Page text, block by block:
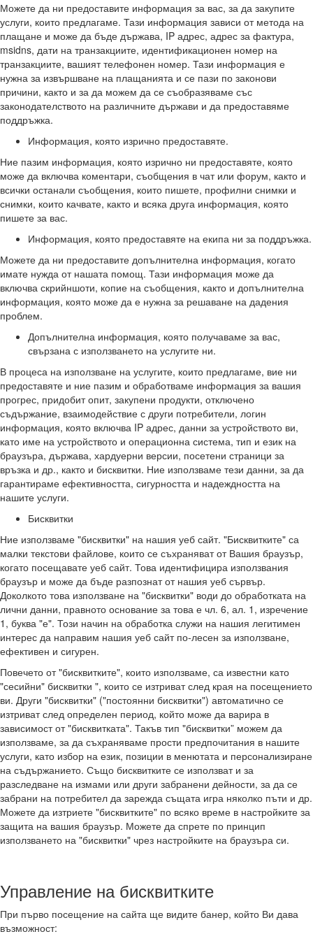
Можете да ни предоставите информация за вас, за да закупите
услуги, които предлагаме. Тази информация зависи от метода на
плащане и може да бъде държава, IP адрес, адрес за фактура,
msidns, дати на транзакциите, идентификационен номер на
транзакциите, вашият телефонен номер. Тази информация е
нужна за извършване на плащанията и се пази по законови
причини, както и за да можем да се съобразяваме със
законодателството на различните държави и да предоставяме
поддръжка.
Информация, която изрично предоставяте.
Ние пазим информация, която изрично ни предоставяте, която
може да включва коментари, съобщения в чат или форум, както и
всички останали съобщения, които пишете, профилни снимки и
снимки, които качвате, както и всяка друга информация, която
пишете за вас.
Информация, която предоставяте на екипа ни за поддръжка.
Можете да ни предоставите допълнителна информация, когато
имате нужда от нашата помощ. Тази информация може да
включва скрийншоти, копие на съобщения, както и допълнителна
информация, която може да е нужна за решаване на дадения
проблем.
Допълнителна информация, която получаваме за вас,
свързана с използването на услугите ни.
В процеса на използване на услугите, които предлагаме, вие ни
предоставяте и ние пазим и обработваме информация за вашия
прогрес, придобит опит, закупени продукти, отключено
съдържание, взаимодействие с други потребители, логин
информация, която включва IP адрес, данни за устройството ви,
като име на устройството и операционна система, тип и език на
браузъра, държава, хардуерни версии, посетени страници за
връзка и др., както и бисквитки. Ние използваме тези данни, за да
гарантираме ефективността, сигурността и надеждността на
нашите услуги.
Бисквитки
Ние използваме "бисквитки" на нашия уеб сайт. "Бисквитките" са
малки текстови файлове, които се съхраняват от Вашия браузър,
когато посещавате уеб сайт. Това идентифицира използвания
браузър и може да бъде разпознат от нашия уеб сървър.
Доколкото това използване на "бисквитки" води до обработката на
лични данни, правното основание за това е чл. 6, ал. 1, изречение
1, буква "е". Този начин на обработка служи на нашия легитимен
интерес да направим нашия уеб сайт по-лесен за използване,
ефективен и сигурен.
Повечето от "бисквитките", които използваме, са известни като
"сесийни" бисквитки ", които се изтриват след края на посещението
ви. Други "бисквитки" ("постоянни бисквитки") автоматично се
изтриват след определен период, който може да варира в
зависимост от "бисквитката". Такъв тип "бисквитки” можем да
използваме, за да съхраняваме прости предпочитания в нашите
услуги, като избор на език, позиции в менютата и персонализиране
на съдържанието. Също бисквитките се използват и за
разследване на измами или други забранени дейности, за да се
забрани на потребител да зарежда същата игра няколко пъти и др.
Можете да изтриете "бисквитките" по всяко време в настройките за
защита на вашия браузър. Можете да спрете по принцип
използването на "бисквитки" чрез настройките на браузъра си.
Управление на бисквитките
При първо посещение на сайта ще видите банер, който Ви дава
възможност: